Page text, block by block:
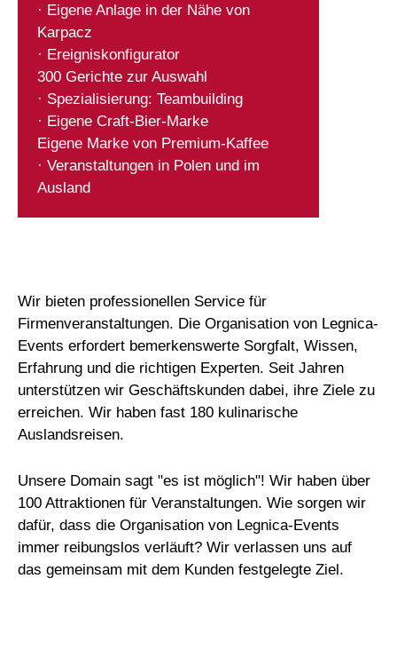
· Eigene Anlage in der Nähe von
Karpacz
· Ereigniskonfigurator
300 Gerichte zur Auswahl
· Spezialisierung: Teambuilding
· Eigene Craft-Bier-Marke
Eigene Marke von Premium-Kaffee
· Veranstaltungen in Polen und im
Ausland
Wir bieten professionellen Service für
Firmenveranstaltungen. Die Organisation von Legnica-
Events erfordert bemerkenswerte Sorgfalt, Wissen,
Erfahrung und die richtigen Experten. Seit Jahren
unterstützen wir Geschäftskunden dabei, ihre Ziele zu
erreichen. Wir haben fast 180 kulinarische
Auslandsreisen.
Unsere Domain sagt "es ist möglich"! Wir haben über
100 Attraktionen für Veranstaltungen. Wie sorgen wir
dafür, dass die Organisation von Legnica-Events
immer reibungslos verläuft? Wir verlassen uns auf
das gemeinsam mit dem Kunden festgelegte Ziel.